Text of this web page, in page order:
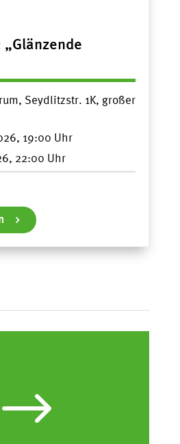
Seydlitzstr. 1K, großer
19:00
22:00
$